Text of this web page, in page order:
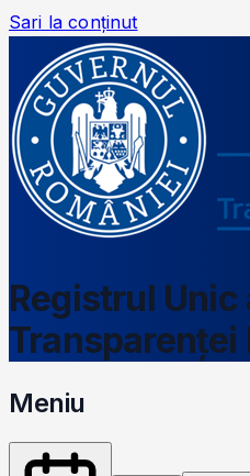
Sari la conținut
Registrul Unic
Transparenței
Meniu